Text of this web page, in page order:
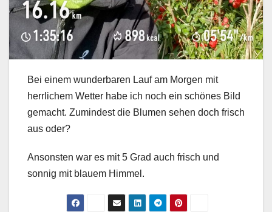
Bei einem wunderbaren Lauf am Morgen mit
herrlichem Wetter habe ich noch ein schönes Bild
gemacht. Zumindest die Blumen sehen doch frisch
aus oder?
Ansonsten war es mit 5 Grad auch frisch und
sonnig mit blauem Himmel.